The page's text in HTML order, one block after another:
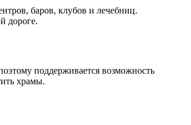
баров, клубов и лечебниц.
дороге.
поддерживается возможность
храмы.